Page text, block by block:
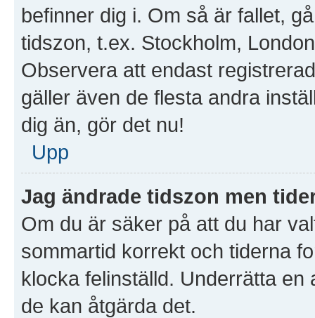
befinner dig i. Om så är fallet,
tidszon, t.ex. Stockholm,
Observera att endast
gäller även de flesta andra
dig än, gör det nu!
Upp
Jag ändrade tidszon men
Om du är säker på att du har
sommartid korrekt och tiderna
klocka felinställd. Underrätta
de kan åtgärda det.